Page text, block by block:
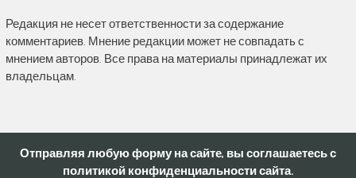
Редакция не несет ответственности за содержание
комментариев. Мнение редакции может не совпадать с
мнением авторов. Все права на материалы принадлежат их
владельцам.
Отправляя любую форму на сайте, вы соглашаетесь с
политикой конфиденциальности сайта.